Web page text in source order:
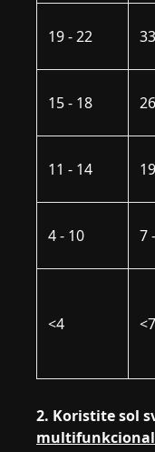
19 - 22
15 - 18
11 - 14
4 - 10 7
<4 <7
2. Koristite sol